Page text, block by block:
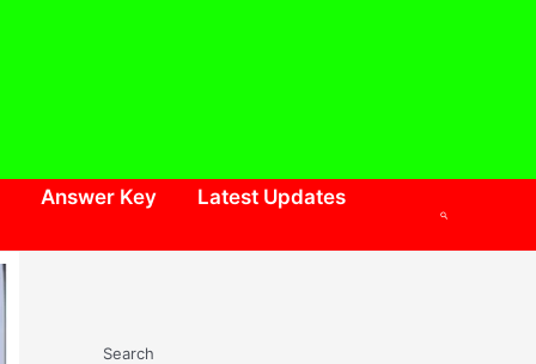
Answer Key Latest Updates
Search
Search